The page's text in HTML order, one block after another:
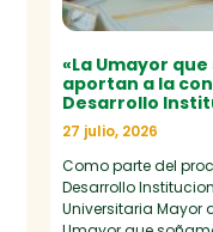
«La Umayor
aportan a la
Desarrollo
27 julio, 2026
Como parte del
Desarrollo
Universitaria Mayor